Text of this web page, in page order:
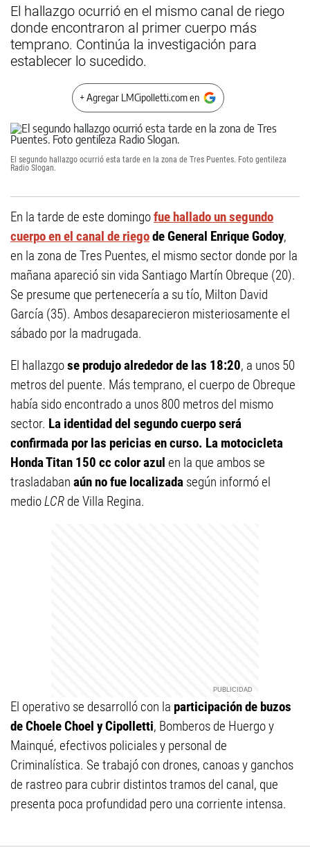
El hallazgo ocurrió en el mismo canal de riego
donde encontraron al primer cuerpo más
temprano. Continúa la investigación para
establecer lo sucedido.
+ Agregar LMCipolletti.com en
El segundo hallazgo ocurrió esta tarde en la zona de Tres Puentes. Foto gentileza
Radio Slogan.
En la tarde de este domingofue hallado un segundo
cuerpo en el canal de riegode General Enrique Godoy,
en la zona de Tres Puentes, el mismo sector donde por la
mañana apareció sin vida Santiago Martín Obreque (20).
Se presume que pertenecería a su tío, Milton David
García (35). Ambos desaparecieron misteriosamente el
sábado por la madrugada.
El hallazgose produjo alrededor de las 18:20, a unos 50
metros del puente. Más temprano, el cuerpo de Obreque
había sido encontrado a unos 800 metros del mismo
sector. La identidad del segundo cuerpo será
confirmada por las pericias en curso. La motocicleta
Honda Titan 150 cc color azul en la que ambos se
trasladaban aún no fue localizada según informó el
medioLCR de Villa Regina.
El operativo se desarrolló con la participación de buzos
de Choele Choel y Cipolletti, Bomberos de Huergo y
Mainqué, efectivos policiales y personal de
Criminalística. Se trabajó con drones, canoas y ganchos
de rastreo para cubrir distintos tramos del canal, que
presenta poca profundidad pero una corriente intensa.